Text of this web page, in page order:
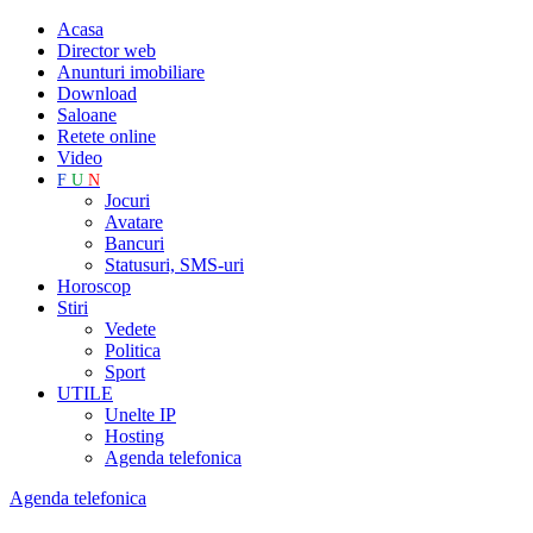
Acasa
Director web
Anunturi imobiliare
Download
Saloane
Retete online
Video
F U N
Jocuri
Avatare
Bancuri
Statusuri, SMS-uri
Horoscop
Stiri
Vedete
Politica
Sport
UTILE
Unelte IP
Hosting
Agenda telefonica
Agenda telefonica